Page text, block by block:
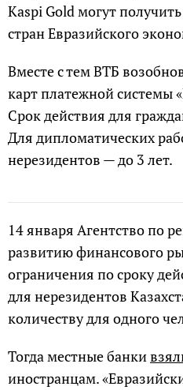
Kaspi Gold могут
стран Евразийского
Вместе с тем ВТБ
карт платежной системы
Срок действия для
Для дипломатических
нерезидентов — до 3 лет.
14 января Агентство по
развитию финансового
ограничения по сроку
для нерезидентов
количеству для одного
Тогда местные банки
иностранцам.